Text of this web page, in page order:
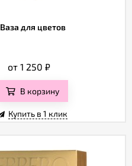
Ваза для цветов
от 1 250 ₽
В корзину
Купить в 1 клик